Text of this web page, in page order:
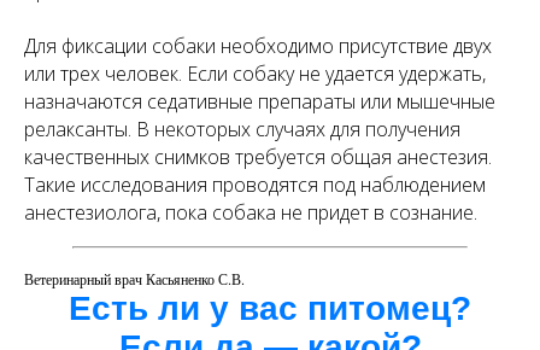
Для фиксации собаки необходимо присутствие двух
или трех человек. Если собаку не удается удержать,
назначаются седативные препараты или мышечные
релаксанты. В некоторых случаях для получения
качественных снимков требуется общая анестезия.
Такие исследования проводятся под наблюдением
анестезиолога, пока собака не придет в сознание.
Ветеринарный врач Касьяненко С.В.
Есть ли у вас питомец?